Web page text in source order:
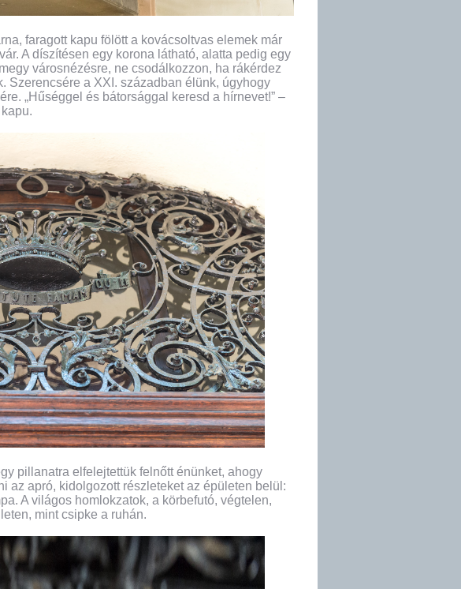
faragott kapu fölött a kovácsoltvas elemek már
A díszítésen egy korona látható, alatta pedig egy
városnézésre, ne csodálkozzon, ha rákérdez
Szerencsére a XXI. században élünk, úgyhogy
„Hűséggel és bátorsággal keresd a hírnevet!” –
pillanatra elfelejtettük felnőtt énünket, ahogy
az apró, kidolgozott részleteket az épületen belül:
A világos homlokzatok, a körbefutó, végtelen,
mint csipke a ruhán.